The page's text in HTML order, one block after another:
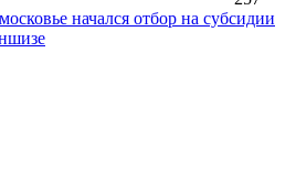
начался отбор на субсидии